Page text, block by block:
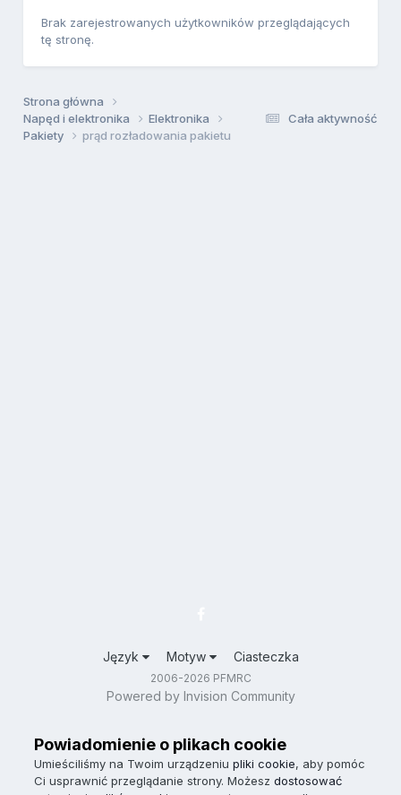
Brak zarejestrowanych użytkowników przeglądających
tę stronę.
Cała aktywność
Strona główna
Napęd i elektronika
Elektronika
Pakiety
prąd rozładowania pakietu
Język Motyw Ciasteczka
2006-2026 PFMRC
Powered by Invision Community
Powiadomienie o plikach cookie
Umieściliśmy na Twoim urządzeniu pliki cookie, aby pomóc
Ci usprawnić przeglądanie strony. Możesz dostosować